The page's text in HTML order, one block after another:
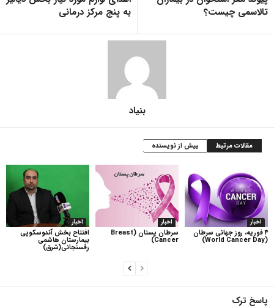
تالاسمی چیست؟
به پنج مرکز درمانی
بنیاد
مقالات مرتبط بیش از نویسنده
اخبار
افتتاح بخش آندوسکوپی
بیمارستان هاشمی
رفسنجانی(شرق)
اخبار
سرطان پستان (Breast
Cancer)
اخبار
۴ فوریه، روز جهانی سرطان
(World Cancer Day)
پاسخ ترک